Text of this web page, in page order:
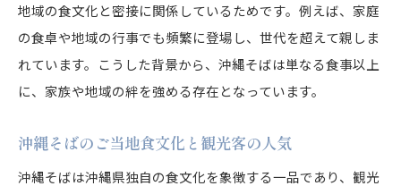
地域の食文化と密接に関係しているためです。例えば、家庭
の食卓や地域の行事でも頻繁に登場し、世代を超えて親しま
れています。こうした背景から、沖縄そばは単なる食事以上
に、家族や地域の絆を強める存在となっています。
沖縄そばのご当地食文化と観光客の人気
沖縄そばは沖縄県独自の食文化を象徴する一品であり、観光